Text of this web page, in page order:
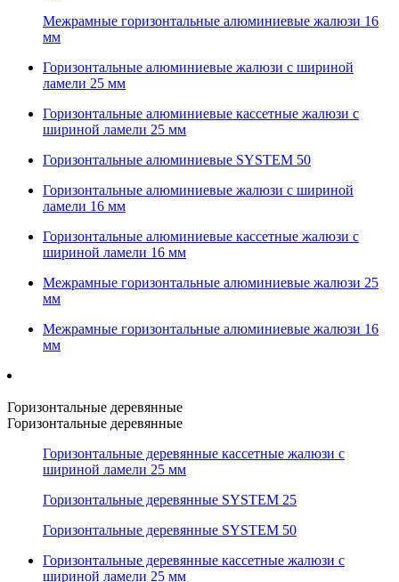
Межрамные горизонтальные алюминиевые жалюзи 16
мм
Горизонтальные алюминиевые жалюзи с шириной
ламели 25 мм
Горизонтальные алюминиевые кассетные жалюзи с
шириной ламели 25 мм
Горизонтальные алюминиевые SYSTEM 50
Горизонтальные алюминиевые жалюзи с шириной
ламели 16 мм
Горизонтальные алюминиевые кассетные жалюзи с
шириной ламели 16 мм
Межрамные горизонтальные алюминиевые жалюзи 25
мм
Межрамные горизонтальные алюминиевые жалюзи 16
мм
Горизонтальные деревянные
Горизонтальные деревянные
Горизонтальные деревянные кассетные жалюзи с
шириной ламели 25 мм
Горизонтальные деревянные SYSTEM 25
Горизонтальные деревянные SYSTEM 50
Горизонтальные деревянные кассетные жалюзи с
шириной ламели 25 мм